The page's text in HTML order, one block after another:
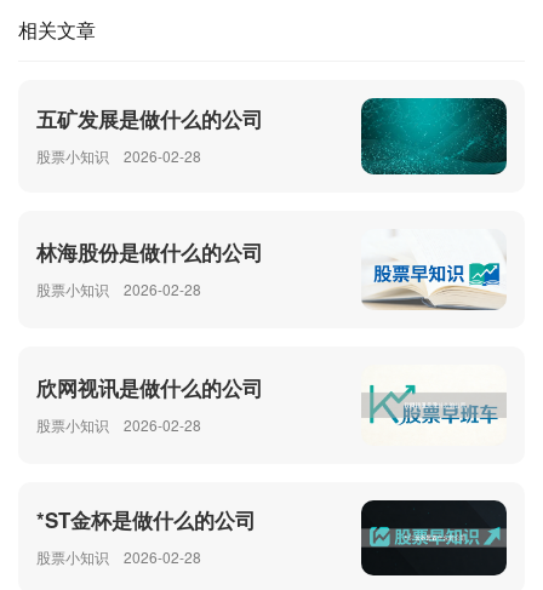
相关文章
五矿发展是做什么的公司
股票小知识 2026-02-28
林海股份是做什么的公司
股票小知识 2026-02-28
欣网视讯是做什么的公司
股票小知识 2026-02-28
*ST金杯是做什么的公司
股票小知识 2026-02-28